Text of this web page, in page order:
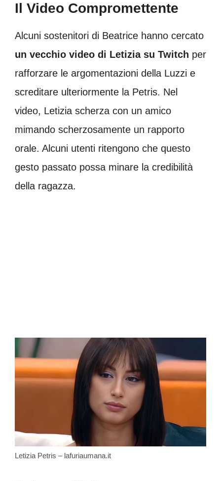
Il Video Compromettente
Alcuni sostenitori di Beatrice hanno cercato
un vecchio video di Letizia su Twitch per
rafforzare le argomentazioni della Luzzi e
screditare ulteriormente la Petris. Nel
video, Letizia scherza con un amico
mimando scherzosamente un rapporto
orale. Alcuni utenti ritengono che questo
gesto passato possa minare la credibilità
della ragazza.
Letizia Petris – lafuriaumana.it